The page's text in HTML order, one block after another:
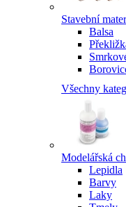
Stavební
Balsa
Všechny
Modelářská
Lepidla
Barvy
Laky